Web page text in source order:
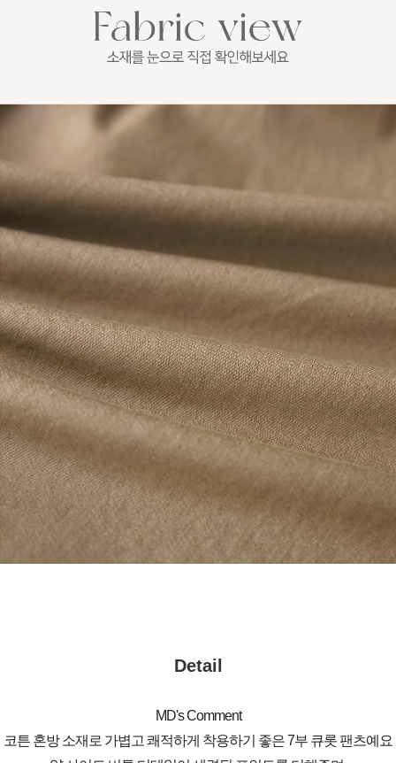
Detail
MD's Comment
코튼 혼방 소재로 가볍고 쾌적하게 착용하기 좋은 7부 큐롯 팬츠예요